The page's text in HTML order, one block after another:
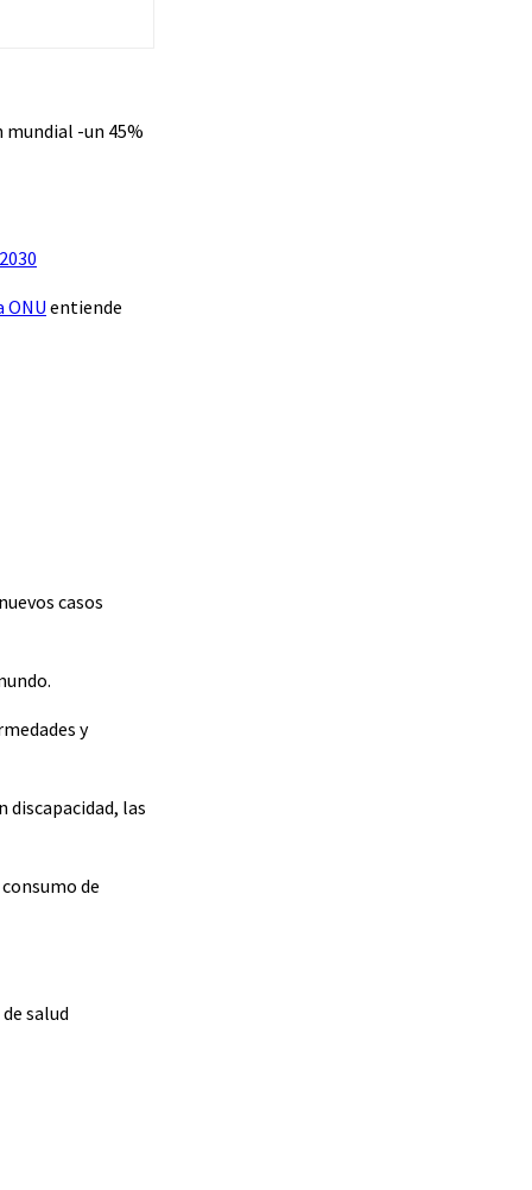
-un 45%
ONU entiende
casos
y
discapacidad, las
de
salud